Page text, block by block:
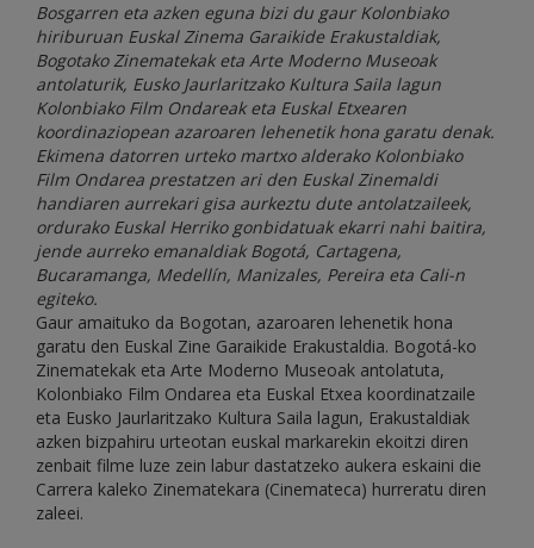
Bosgarren eta azken eguna bizi du gaur Kolonbiako
hiriburuan Euskal Zinema Garaikide Erakustaldiak,
Bogotako Zinematekak eta Arte Moderno Museoak
antolaturik, Eusko Jaurlaritzako Kultura Saila lagun
Kolonbiako Film Ondareak eta Euskal Etxearen
koordinaziopean azaroaren lehenetik hona garatu denak.
Ekimena datorren urteko martxo alderako Kolonbiako
Film Ondarea prestatzen ari den Euskal Zinemaldi
handiaren aurrekari gisa aurkeztu dute antolatzaileek,
ordurako Euskal Herriko gonbidatuak ekarri nahi baitira,
jende aurreko emanaldiak Bogotá, Cartagena,
Bucaramanga, Medellín, Manizales, Pereira eta Cali-n
egiteko.
Gaur amaituko da Bogotan, azaroaren lehenetik hona
garatu den Euskal Zine Garaikide Erakustaldia. Bogotá-ko
Zinematekak eta Arte Moderno Museoak antolatuta,
Kolonbiako Film Ondarea eta Euskal Etxea koordinatzaile
eta Eusko Jaurlaritzako Kultura Saila lagun, Erakustaldiak
azken bizpahiru urteotan euskal markarekin ekoitzi diren
zenbait filme luze zein labur dastatzeko aukera eskaini die
Carrera kaleko Zinematekara (Cinemateca) hurreratu diren
zaleei.